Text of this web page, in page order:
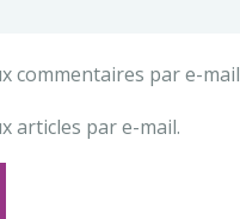
commentaires par e-
articles par e-mail.